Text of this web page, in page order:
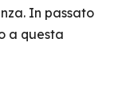
In passato
a questa